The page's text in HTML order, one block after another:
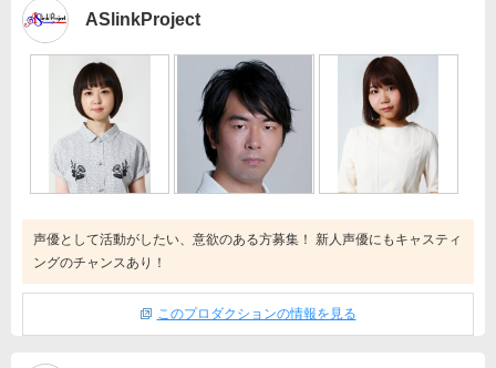
ASlinkProject
声優として活動がしたい、意欲のある方募集！ 新人声優にもキャスティ
ングのチャンスあり！
このプロダクションの情報を見る